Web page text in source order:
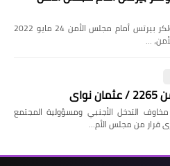
إحاطة الممثل الخاص للأمين العام فولكر بيرتس أمام مجلس الأمن 24 مايو 2022
…
: بين مخاوف التدخل الأجنبي ومسؤولية المجتمع
قرار من مجلس الأم…